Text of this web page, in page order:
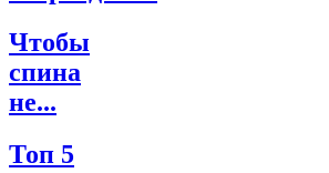
Чтобы
спина
не...
Топ 5